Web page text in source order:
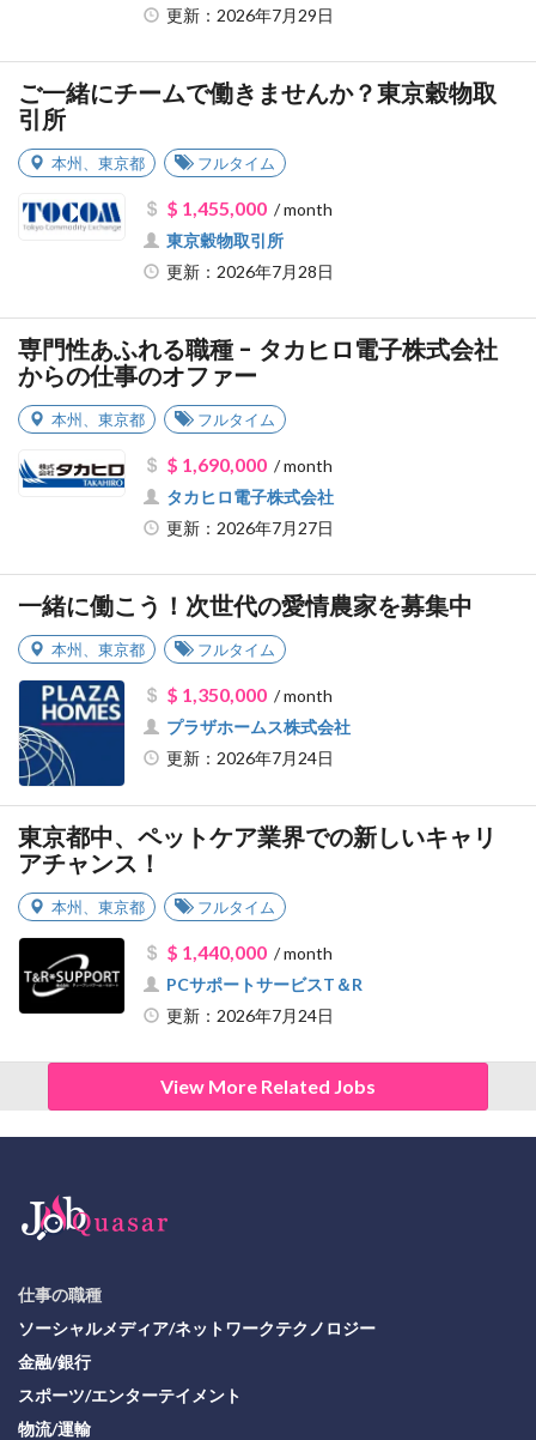
更新：2026年7月29日
ご一緒にチームで働きませんか？東京穀物取
引所
本州 東京都 フルタイム
$ 1,455,000/ month
東京穀物取引所
更新：2026年7月28日
専門性あふれる職種 - タカヒロ電子株式会社
からの仕事のオファー
本州 東京都 フルタイム
$ 1,690,000/ month
タカヒロ電子株式会社
更新：2026年7月27日
一緒に働こう！次世代の愛情農家を募集中
本州 東京都 フルタイム
$ 1,350,000/ month
プラザホームス株式会社
更新：2026年7月24日
東京都中、ペットケア業界での新しいキャリ
アチャンス！
本州 東京都 フルタイム
$ 1,440,000/ month
PCサポートサービスT＆R
更新：2026年7月24日
View More Related Jobs
仕事の職種
ソーシャルメディア/ネットワークテクノロジー
金融/銀行
スポーツ/エンターテイメント
物流/運輸